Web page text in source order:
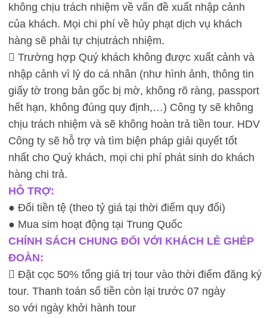
không chịu trách nhiệm về vấn đề xuất nhập cảnh
của khách. Mọi chi phí về hủy phạt dịch vụ khách
hàng sẽ phải tự chịutrách nhiệm.
 Trường hợp Quý khách không được xuất cảnh và
nhập cảnh vì lý do cá nhân (như hình ảnh, thông tin
giấy tờ trong bản gốc bị mờ, không rõ ràng, passport
hết hạn, không đúng quy định,…) Công ty sẽ không
chịu trách nhiệm và sẽ không hoàn trả tiền tour. HDV
Công ty sẽ hỗ trợ và tìm biện pháp giải quyết tốt
nhất cho Quý khách, mọi chi phí phát sinh do khách
hàng chi trả.
HỖ TRỢ:
● Đổi tiền tệ (theo tỷ giá tại thời điểm quy đổi)
● Mua sim hoạt động tại Trung Quốc
CHÍNH SÁCH CHUNG ĐỐI VỚI KHÁCH LẺ GHÉP
ĐOÀN:
 Đặt cọc 50% tổng giá trị tour vào thời điểm đăng ký
tour. Thanh toán số tiền còn lại trước 07 ngày
so với ngày khởi hành tour